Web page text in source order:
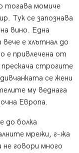
тогава момиче
Тук се запознава
вино. Една
е хлътнал до
е привлечена от
строгите
се жени
му веднага
Европа.
до болка
мрежи, г-жа
не говори много